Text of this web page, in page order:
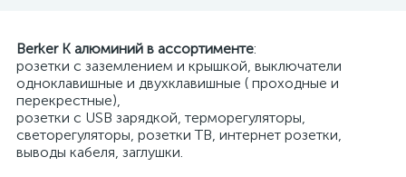
Berker K алюминий в ассортименте:
розетки с заземлением и крышкой, выключатели
одноклавишные и двухклавишные ( проходные и
перекрестные),
розетки с USB зарядкой, терморегуляторы,
светорегуляторы, розетки ТВ, интернет розетки,
выводы кабеля, заглушки.